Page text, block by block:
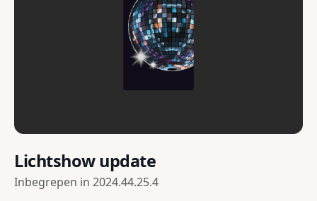
Lichtshow update
Inbegrepen in 2024.44.25.4